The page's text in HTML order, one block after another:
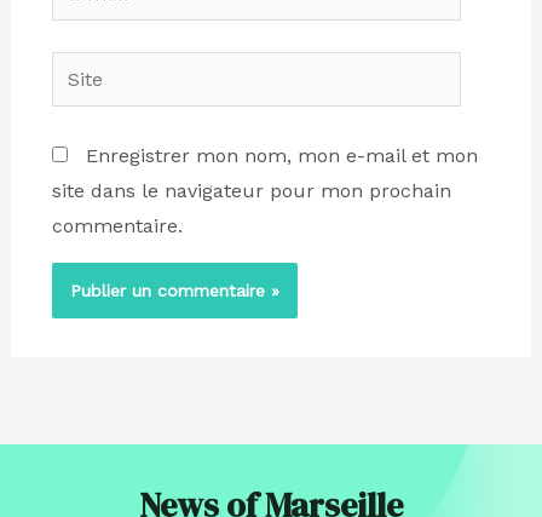
mail
Site
Enregistrer mon nom, mon e-mail et mon
site dans le navigateur pour mon prochain
commentaire.
News of Marseille